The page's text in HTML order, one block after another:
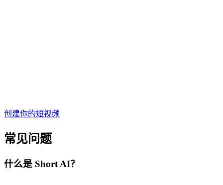
创建你的短视频
常见问题
什么是 Short AI？